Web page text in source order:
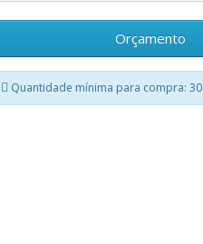
Orçamento
Quantidade mínima para compra: 30